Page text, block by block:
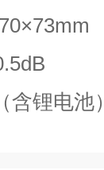
锂电池）